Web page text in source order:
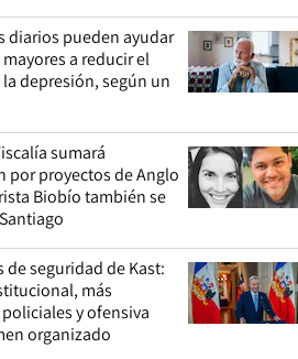
diarios pueden ayudar
a reducir el
depresión, según un
sumará
por proyectos de Anglo
Biobío también se
de seguridad de Kast:
más
y ofensiva
organizado